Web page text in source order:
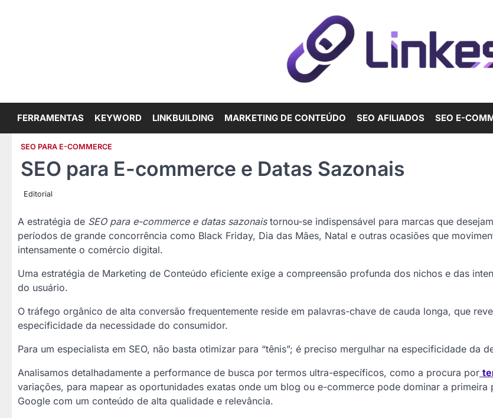
FERRAMENTAS KEYWORD LINKBUILDING MARKETING DE CONTEÚDO SEO AFILIADOS SEO E-
SEO PARA E-COMMERCE
SEO para E-commerce e Datas Sazonais
Editorial
A estratégia de SEO para e-commerce e datas sazonaistornou-se indispensável para marcas que
períodos de grande concorrência como Black Friday, Dia das Mães, Natal e outras ocasiões que
intensamente o comércio digital.
Uma estratégia de Marketing de Conteúdo eficiente exige a compreensão profunda dos nichos e das
do usuário.
O tráfego orgânico de alta conversão frequentemente reside em palavras-chave de cauda longa, que
especificidade da necessidade do consumidor.
Para um especialista em SEO, não basta otimizar para “tênis”; é preciso mergulhar na especificidade da
Analisamos detalhadamente a performance de busca por termos ultra-específicos, como a procura por
variações, para mapear as oportunidades exatas onde um blog ou e-commerce pode dominar a primeira
Google com um conteúdo de alta qualidade e relevância.